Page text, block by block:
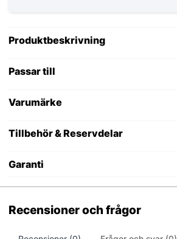
Produktbeskrivning
Passar till
Varumärke
Tillbehör & Reservdelar
Garanti
Recensioner och frågor